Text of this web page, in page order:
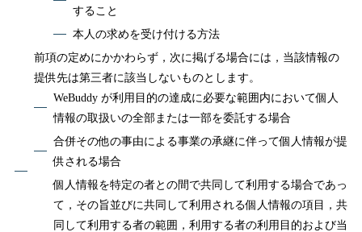
すること
本人の求めを受け付ける方法
前項の定めにかかわらず，次に掲げる場合には，当該情報の
提供先は第三者に該当しないものとします。
WeBuddy が利用目的の達成に必要な範囲内において個人
情報の取扱いの全部または一部を委託する場合
合併その他の事由による事業の承継に伴って個人情報が提
供される場合
個人情報を特定の者との間で共同して利用する場合であっ
て，その旨並びに共同して利用される個人情報の項目，共
同して利用する者の範囲，利用する者の利用目的および当